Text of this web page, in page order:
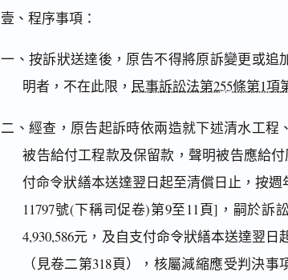
壹、程序事項：
一、按訴狀送達後，原告不得將原訴變更或
明者，不在此限， 民事訴訟法第255條第1項
二、經查，原告起訴時依兩造就下述清水工
被告給付工程款及保留款，聲明被告應給
付命令狀繕本送達翌日起至清償日止，按
11797號(下稱司促卷)第9至11頁]，嗣於
4,930,586元，及自支付命令狀繕本送達翌
（見卷二第318頁），核屬減縮應受判決